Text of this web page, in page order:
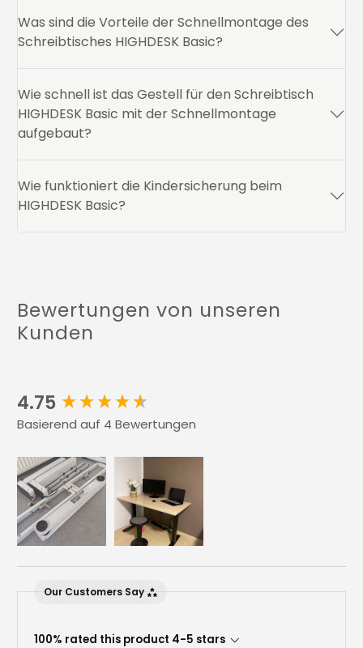
Was sind die Vorteile der Schnellmontage des
Schreibtisches HIGHDESK Basic?
Wie schnell ist das Gestell für den Schreibtisch
HIGHDESK Basic mit der Schnellmontage
aufgebaut?
Wie funktioniert die Kindersicherung beim
HIGHDESK Basic?
Bewertungen von unseren
Kunden
4.75
Basierend auf 4 Bewertungen
Our Customers Say
100% rated this product 4-5 stars
New content loaded